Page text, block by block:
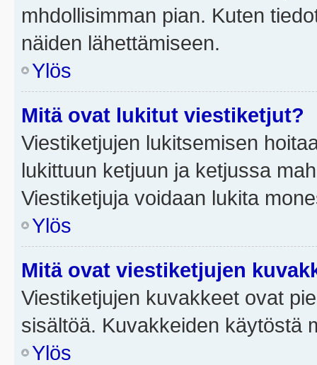
mhdollisimman pian. Kuten
näiden lähettämiseen.
Ylös
Mitä ovat lukitut viestiketjut?
Viestiketjujen lukitsemisen
lukittuun ketjuun ja ketjussa
Viestiketjuja voidaan lukita
Ylös
Mitä ovat viestiketjujen
Viestiketjujen kuvakkeet ovat
sisältöä. Kuvakkeiden käytöstä
Ylös